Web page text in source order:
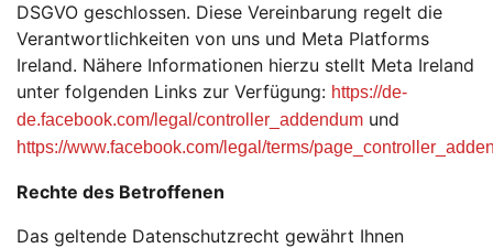
DSGVO geschlossen. Diese Vereinbarung regelt die
Verantwortlichkeiten von uns und Meta Platforms
Ireland. Nähere Informationen hierzu stellt Meta Ireland
unter folgenden Links zur Verfügung: https://de-
de.facebook.com/legal/controller_addendum und
https://www.facebook.com/legal/terms/
Rechte des Betroffenen
Das geltende Datenschutzrecht gewährt Ihnen